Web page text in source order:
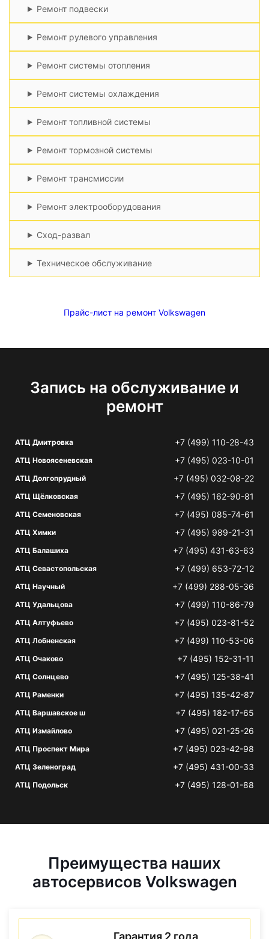
Ремонт подвески
Ремонт рулевого управления
Ремонт системы отопления
Ремонт системы охлаждения
Ремонт топливной системы
Ремонт тормозной системы
Ремонт трансмиссии
Ремонт электрооборудования
Сход-развал
Техническое обслуживание
Прайс-лист на ремонт Volkswagen
Запись на обслуживание и
ремонт
АТЦ Дмитровка +7 (499) 110-28-43
АТЦ Новоясеневская +7 (495) 023-10-01
АТЦ Долгопрудный +7 (495) 032-08-22
АТЦ Щёлковская +7 (495) 162-90-81
АТЦ Семеновская +7 (495) 085-74-61
АТЦ Химки +7 (495) 989-21-31
АТЦ Балашиха +7 (495) 431-63-63
АТЦ Севастопольская +7 (499) 653-72-12
АТЦ Научный +7 (499) 288-05-36
АТЦ Удальцова +7 (499) 110-86-79
АТЦ Алтуфьево +7 (495) 023-81-52
АТЦ Лобненская +7 (499) 110-53-06
АТЦ Очаково +7 (495) 152-31-11
АТЦ Солнцево +7 (495) 125-38-41
АТЦ Раменки +7 (495) 135-42-87
АТЦ Варшавское ш +7 (495) 182-17-65
АТЦ Измайлово +7 (495) 021-25-26
АТЦ Проспект Мира +7 (495) 023-42-98
АТЦ Зеленоград +7 (495) 431-00-33
АТЦ Подольск +7 (495) 128-01-88
Преимущества наших
автосервисов Volkswagen
Гарантия 2 года